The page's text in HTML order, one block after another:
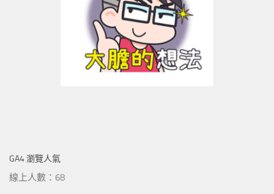
GA4 瀏覽人氣
線上人數：68